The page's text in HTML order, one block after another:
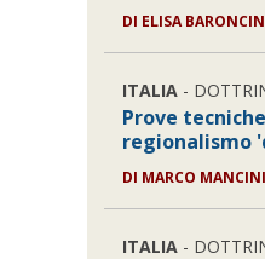
DI ELISA
ITALIA -
Prove
regionalismo
DI MARCO MANCINI
ITALIA -